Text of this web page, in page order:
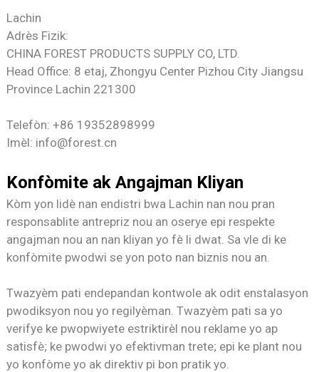
Lachin
Adrès Fizik:
CHINA FOREST PRODUCTS SUPPLY CO, LTD.
Head Office: 8 etaj, Zhongyu Center Pizhou City Jiangsu
Province Lachin 221300
Telefòn: +86 19352898999
Imèl: info@forest.cn
Konfòmite ak Angajman Kliyan
Kòm yon lidè nan endistri bwa Lachin nan nou pran
responsablite antrepriz nou an oserye epi respekte
angajman nou an nan kliyan yo fè li dwat. Sa vle di ke
konfòmite pwodwi se yon poto nan biznis nou an.
Twazyèm pati endepandan kontwole ak odit enstalasyon
pwodiksyon nou yo regilyèman. Twazyèm pati sa yo
verifye ke pwopwiyete estriktirèl nou reklame yo ap
satisfè; ke pwodwi yo efektivman trete; epi ke plant nou
yo konfòme yo ak direktiv pi bon pratik yo.